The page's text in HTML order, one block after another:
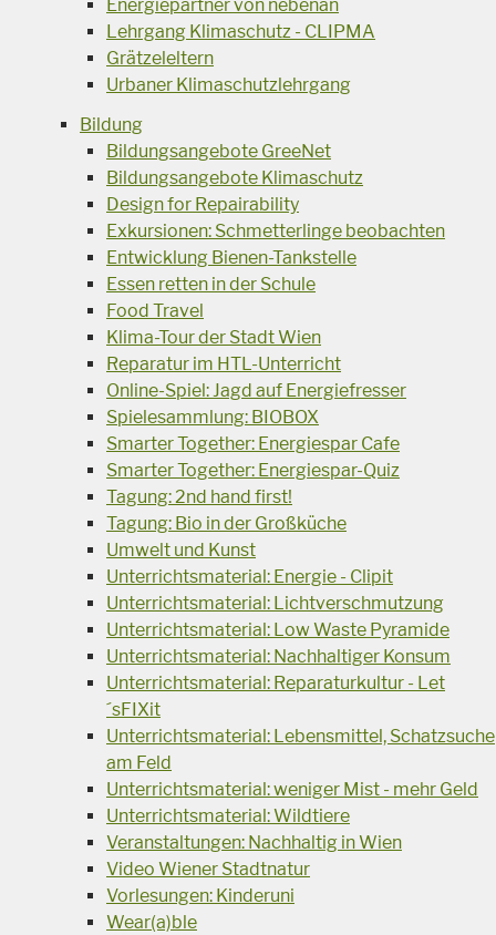
Energiepartner von nebenan
Lehrgang Klimaschutz - CLIPMA
Grätzeleltern
Urbaner Klimaschutzlehrgang
Bildung
Bildungsangebote GreeNet
Bildungsangebote Klimaschutz
Design for Repairability
Exkursionen: Schmetterlinge beobachten
Entwicklung Bienen-Tankstelle
Essen retten in der Schule
Food Travel
Klima-Tour der Stadt Wien
Reparatur im HTL-Unterricht
Online-Spiel: Jagd auf Energiefresser
Spielesammlung: BIOBOX
Smarter Together: Energiespar Cafe
Smarter Together: Energiespar-Quiz
Tagung: 2nd hand first!
Tagung: Bio in der Großküche
Umwelt und Kunst
Unterrichtsmaterial: Energie - Clipit
Unterrichtsmaterial: Lichtverschmutzung
Unterrichtsmaterial: Low Waste Pyramide
Unterrichtsmaterial: Nachhaltiger Konsum
Unterrichtsmaterial: Reparaturkultur - Let
´sFIXit
Unterrichtsmaterial: Lebensmittel, Schatzsuche
am Feld
Unterrichtsmaterial: weniger Mist - mehr Geld
Unterrichtsmaterial: Wildtiere
Veranstaltungen: Nachhaltig in Wien
Video Wiener Stadtnatur
Vorlesungen: Kinderuni
Wear(a)ble